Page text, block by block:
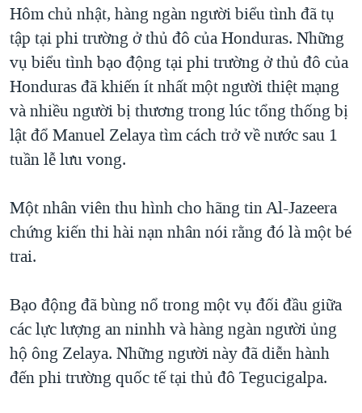
NGƯ DÂN VIỆT VÀ LÀN SÓNG TRỘM HẢI SÂM
BÊN KIA QUỐC LỘ: TIẾNG VỌNG TỪ NÔNG THÔN MỸ
QUAN HỆ VIỆT MỸ
Hôm chủ nhật, hàng ngàn người biểu tình đã tụ
tập tại phi trường ở thủ đô của Honduras. Những
vụ biểu tình bạo động tại phi trường ở thủ đô của
Honduras đã khiến ít nhất một người thiệt mạng
và nhiều người bị thương trong lúc tổng thống bị
lật đổ Manuel Zelaya tìm cách trở về nước sau 1
tuần lễ lưu vong.
Một nhân viên thu hình cho hãng tin Al-Jazeera
chứng kiến thi hài nạn nhân nói rằng đó là một bé
trai.
Bạo động đã bùng nổ trong một vụ đối đầu giữa
các lực lượng an ninhh và hàng ngàn người ủng
hộ ông Zelaya. Những người này đã diễn hành
đến phi trường quốc tế tại thủ đô Tegucigalpa.